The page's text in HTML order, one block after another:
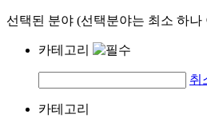
선택된 분야 (선택분야는 최소 하
카테고리
취
카테고리